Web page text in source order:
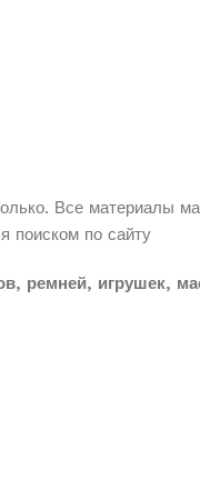
Все материалы
поиском по сайту
ремней, игрушек,